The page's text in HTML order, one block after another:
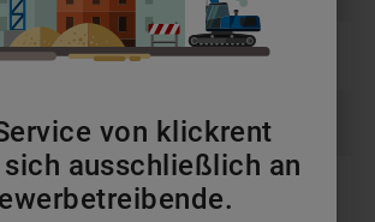
von klickrent
ausschließlich an